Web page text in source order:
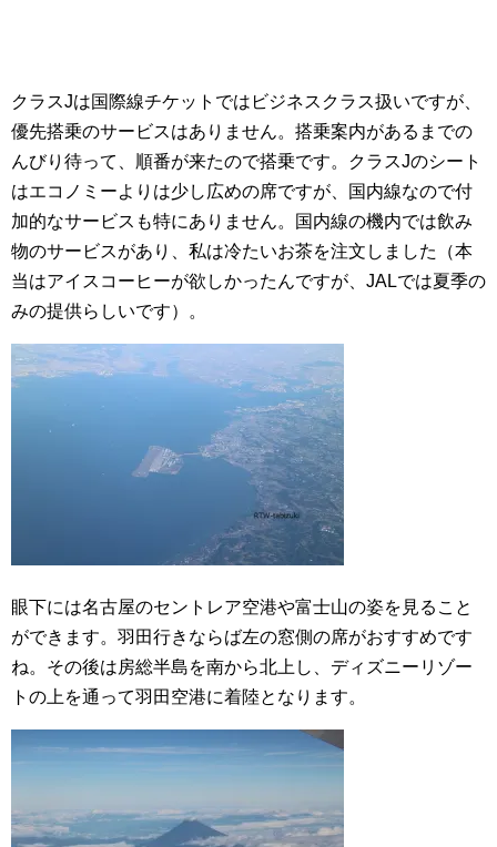
クラスJは国際線チケットではビジネスクラス扱いですが、
優先搭乗のサービスはありません。搭乗案内があるまでの
んびり待って、順番が来たので搭乗です。クラスJのシート
はエコノミーよりは少し広めの席ですが、国内線なので付
加的なサービスも特にありません。国内線の機内では飲み
物のサービスがあり、私は冷たいお茶を注文しました（本
当はアイスコーヒーが欲しかったんですが、JALでは夏季の
みの提供らしいです）。
眼下には名古屋のセントレア空港や富士山の姿を見ること
ができます。羽田行きならば左の窓側の席がおすすめです
ね。その後は房総半島を南から北上し、ディズニーリゾー
トの上を通って羽田空港に着陸となります。